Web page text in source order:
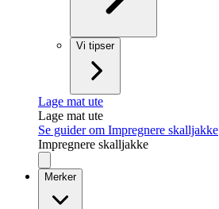
Vi tipser
Lage mat ute
Lage mat ute
Se guider om Impregnere skalljakke
Impregnere skalljakke
Merker